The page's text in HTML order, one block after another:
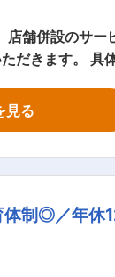
だきます。 具
定点検と必要
らゆる車種の
、マイカー通
見る
制◎／年休